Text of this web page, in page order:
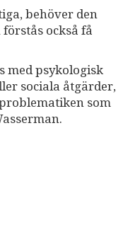
behöver den
också få
med psykologisk
sociala åtgärder,
som